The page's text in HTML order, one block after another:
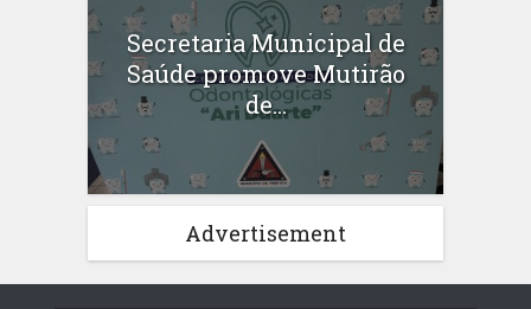
Secretaria Municipal de
Saúde promove Mutirão
de...
Advertisement